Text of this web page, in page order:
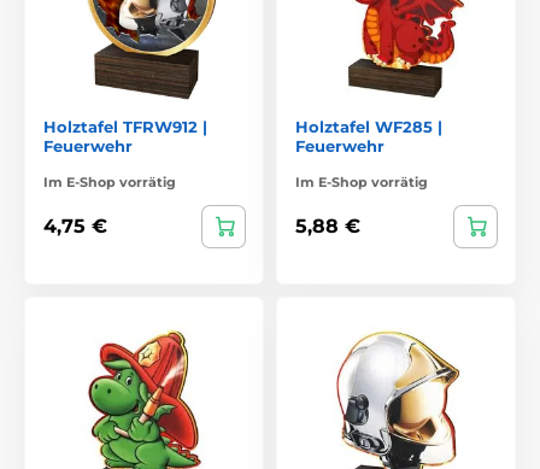
Holztafel TFRW912 |
Feuerwehr
Im E-Shop vorrätig
4,75 €
Holztafel WF285 |
Feuerwehr
Im E-Shop vorrätig
5,88 €